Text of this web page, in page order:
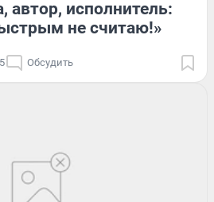
автор, исполнитель:
не считаю!»
Обсудить